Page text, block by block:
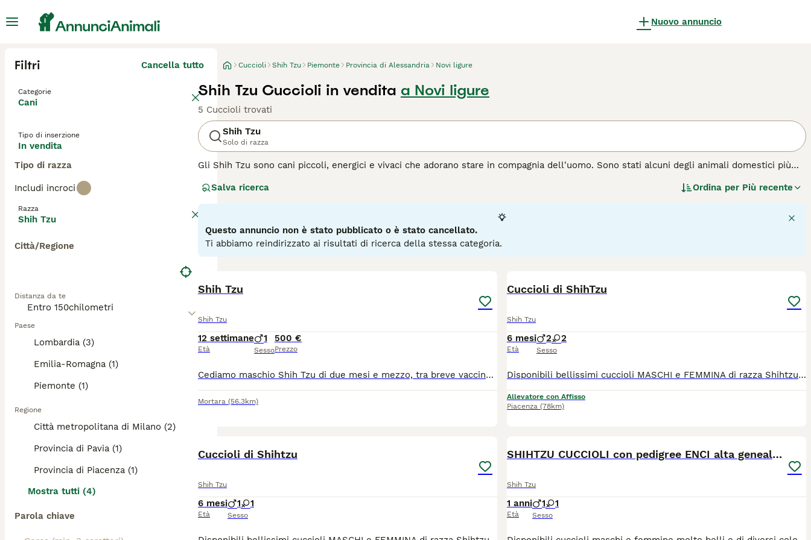
Nuovo annuncio
Filtri Cancella tutto
Categorie
Cani
Tipo di inserzione
In vendita
Tipo di razza
Includi incroci
Razza
Shih Tzu
Città/Regione
Distanza da te
Paese
Lombardia (3)
Emilia-Romagna (1)
Piemonte (1)
Regione
Città metropolitana di Milano (2)
Provincia di Pavia (1)
Provincia di Piacenza (1)
Mostra tutti (4)
Parola chiave
Cuccioli Shih Tzu Piemonte Provincia di Alessandria Novi ligure
Shih Tzu Cuccioli in vendita a Novi ligure
5 Cuccioli trovati
Shih Tzu
Solo di razza
Gli Shih Tzu sono cani piccoli, energici e vivaci che adorano stare in compagnia dell'uomo. Sono stati alcuni degli animali domestici più
Condividere una casa con uno Shih Tzu è un vero piacere. Conosciuti per la loro audacia e longevità, questi cagnolini sono anche molto
Leggi la nostra pagina di consigli sul Shitzu per informazioni su questa razza di cane.
Salva ricerca Ordina per Più recente
Questo annuncio non è stato pubblicato o è stato cancellato.
Ti abbiamo reindirizzato ai risultati di ricerca della stessa categoria.
Shih Tzu
Shih Tzu
12 settimane
Età
1
Sesso
500 €
Prezzo
Cediamo maschio Shih Tzu di due mesi e mezzo, tra breve vaccinato. Sverminato, con microchip, in ottima salute.
Mortara (56.3km)
Cuccioli di ShihTzu
Shih Tzu
6 mesi
Età
2 2
Sesso
Disponibili bellissimi cuccioli MASCHI e FEMMINA di razza Shihtzu. Disponibili vari colori: bianco/marrone, bianco/oro, bianco/rosso, tricolore, bianco/nero. I nostri cuccioli sono nati presso il nostro allevamento riconosciuto ENCI e FCI in ambiente sano e curato. In allevamento dove potrete anche vedere e conoscere i genitori. Ogni cucciolo viene consegnato dai 3 mesi di età con: ✔️ Pedigree ENCI (fondamentale per certificare la razza, l'allevatore e garantire che non siano consanguinei) ✔️Microchip inserito, quindi già iscritto all'anagrafe canina ✔️Vaccinazioni complete ✔️Sverminazione effettuata ✔️ Libretto sanitario ✔️Abituati a fare i bisogni sulla traversina assorbente ✔️ Mangiano crocchette secche 📍 Vieni a conoscerci 👉 Noi siamo l’Allevamento della Famiglia Contarini e ci troviamo a Solarolo in Emilia Romagna... molto vicino a Imola! 🏡 Visite in allevamento tutti i giorni PREVIO APPUNTAMENTO TELEFONICO! 🚚 CONSEGNE in tutta Italia. 💳 Possibilità di pagamento a rate. Contattaci per maggiori informazioni! 📞 TEL. 3 3 8 6 3 0 3 1 0 8 (Se il numero non è visibile, clicca in alto a destra su “Mostra numero”) 🌐 SITO www.canishihtzu.it 📸 INSTAGRAM: @allevamentofamigliacontarini
Allevatore con Affisso
Piacenza (78km)
Cuccioli di Shihtzu
Shih Tzu
6 mesi
Età
1 1
Sesso
SHIHTZU CUCCIOLI con pedigree ENCI alta genealogia
Shih Tzu
1 anni
Età
1 1
Sesso